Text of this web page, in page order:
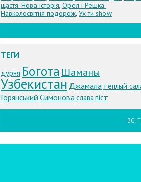
щастя. Нова історія, Орел і Решка.
Навколосвітня подорож, Ух ти show
ТЕГИ
дурня Богота Шаманы
Узбекистан Джамала теплый
Горянський Симоноваславапіст
ВСІ